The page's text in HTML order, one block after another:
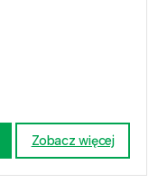
Zobacz więcej